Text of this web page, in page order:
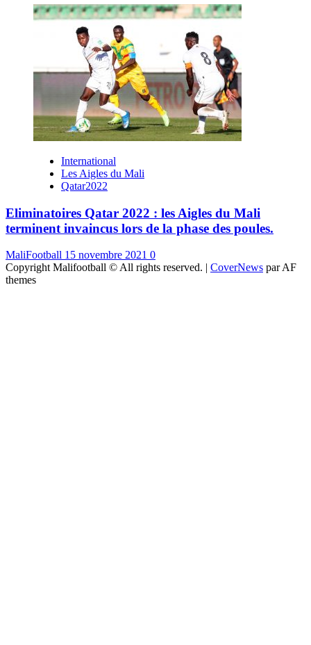
International
Les Aigles du Mali
Qatar2022
Eliminatoires Qatar 2022 : les Aigles du Mali
terminent invaincus lors de la phase des poules.
MaliFootball 15 novembre 2021 0
Copyright Malifootball © All rights reserved. | CoverNews par AF
themes